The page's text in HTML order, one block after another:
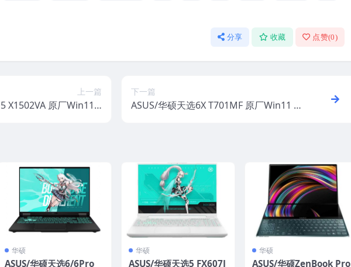
分享 收藏 点赞(0)
上一篇
X1502VA 原厂Win11 2
下一篇
ASUS/华硕天选6X T701MF 原厂Win11 2
华硕
ASUS/华硕天选6/6Pro
华硕
ASUS/华硕天选5 FX607J
华硕
ASUS/华硕ZenBook Pro